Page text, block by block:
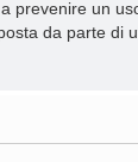
prevenire un
da parte di